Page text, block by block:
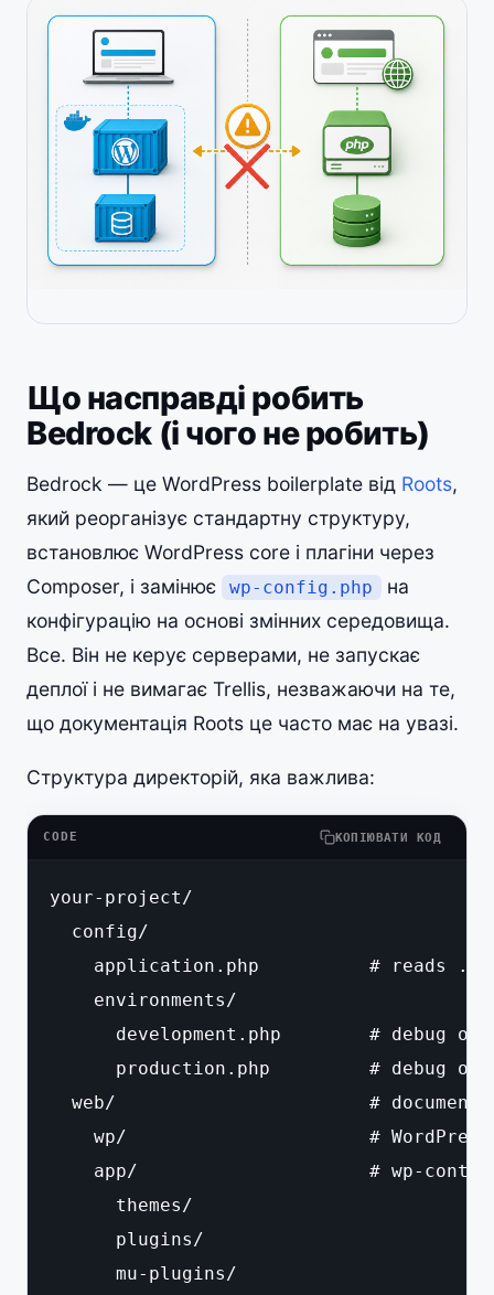
Що насправді робить
Bedrock (і чого не робить)
Bedrock — це WordPress boilerplate від Roots,
який реорганізує стандартну структуру,
встановлює WordPress core і плагіни через
Composer, і замінює
wp-config.php
на
конфігурацію на основі змінних середовища.
Все. Він не керує серверами, не запускає
деплої і не вимагає Trellis, незважаючи на те,
що документація Roots це часто має на увазі.
Структура директорій, яка важлива:
CODE КОПІЮВАТИ КОД
your-project/
  config/
application.php          # reads
    environments/
development.php        # debug
production.php         # debug
web/                       # document
wp/                      #
app/                     # wp-
      themes/
      plugins/
      mu-plugins/